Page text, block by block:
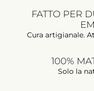
FATTO PER
Cura artigianale.
100%
Solo la